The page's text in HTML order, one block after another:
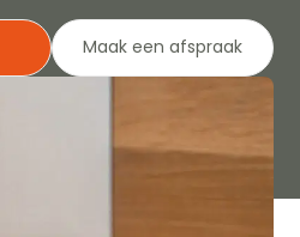
Maak een afspraak